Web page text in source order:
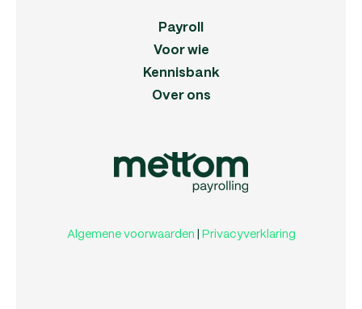
Payroll
Voor wie
Kennisbank
Over ons
Algemene voorwaarden|Privacyverklaring